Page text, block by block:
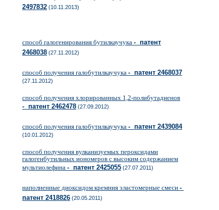
2497832 (10.11.2013)
способ галогенирования бутилкаучука - патент
2468038 (27.11.2012)
способ получения галобутилкаучука - патент 2468037
(27.11.2012)
способ получения хлорированных 1,2-полибутадиенов
- патент 2462478 (27.09.2012)
способ получения галобутилкаучука - патент 2439084
(10.01.2012)
способ получения вулканизуемых пероксидами
галогенбутильных иономеров с высоким содержанием
мультиолефина - патент 2425055 (27.07.2011)
наполненные диоксидом кремния эластомерные смеси -
патент 2418826 (20.05.2011)